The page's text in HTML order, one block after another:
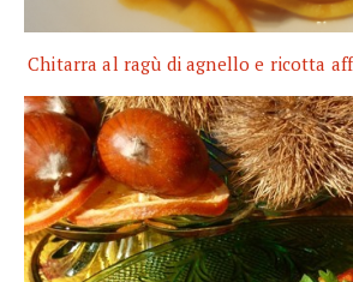
Chitarra al ragù di agnello e ricotta